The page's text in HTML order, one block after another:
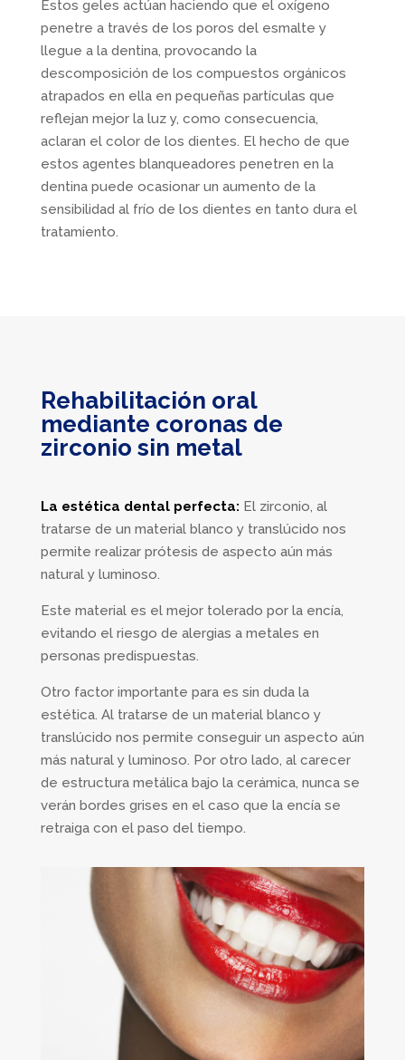
Estos geles actúan haciendo que el oxígeno
penetre a través de los poros del esmalte y
llegue a la dentina, provocando la
descomposición de los compuestos orgánicos
atrapados en ella en pequeñas partículas que
reflejan mejor la luz y, como consecuencia,
aclaran el color de los dientes. El hecho de que
estos agentes blanqueadores penetren en la
dentina puede ocasionar un aumento de la
sensibilidad al frío de los dientes en tanto dura el
tratamiento.
Rehabilitación oral
mediante coronas de
zirconio sin metal
La estética dental perfecta: El zirconio, al
tratarse de un material blanco y translúcido nos
permite realizar prótesis de aspecto aún más
natural y luminoso.
Este material es el mejor tolerado por la encía,
evitando el riesgo de alergias a metales en
personas predispuestas.
Otro factor importante para es sin duda la
estética. Al tratarse de un material blanco y
translúcido nos permite conseguir un aspecto aún
más natural y luminoso. Por otro lado, al carecer
de estructura metálica bajo la cerámica, nunca se
verán bordes grises en el caso que la encía se
retraiga con el paso del tiempo.